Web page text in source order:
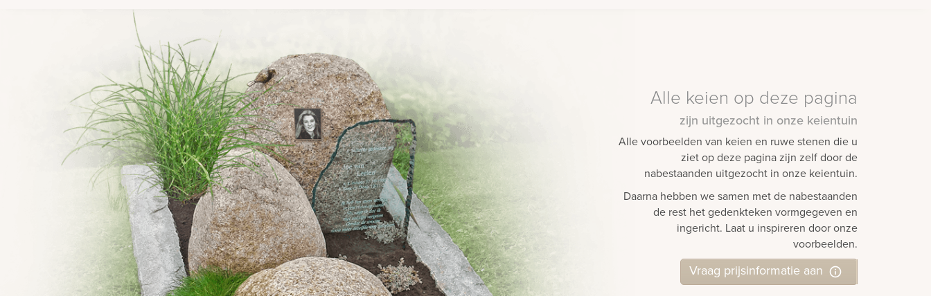
Alle keien op deze pagina
zijn uitgezocht in onze keientuin
Alle voorbeelden van keien en ruwe stenen die u
ziet op deze pagina zijn zelf door de
nabestaanden uitgezocht in onze keientuin.
Daarna hebben we samen met de nabestaanden
de rest het gedenkteken vormgegeven en
ingericht. Laat u inspireren door onze
voorbeelden.
Vraag prijsinformatie aan